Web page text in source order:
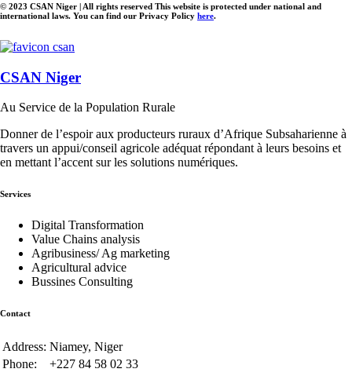
© 2023 CSAN Niger | All rights reserved This website is protected under national and
international laws. You can find our Privacy Policy here.
CSAN Niger
Au Service de la Population Rurale
Donner de l’espoir aux producteurs ruraux d’Afrique Subsaharienne à
travers un appui/conseil agricole adéquat répondant à leurs besoins et
en mettant l’accent sur les solutions numériques.
Services
Digital Transformation
Value Chains analysis
Agribusiness/ Ag marketing
Agricultural advice
Bussines Consulting
Contact
Address: Niamey, Niger
Phone:
+227 84 58 02 33